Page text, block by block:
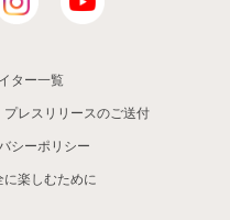
ター一覧
プレスリリースのご送付
シーポリシー
楽しむために